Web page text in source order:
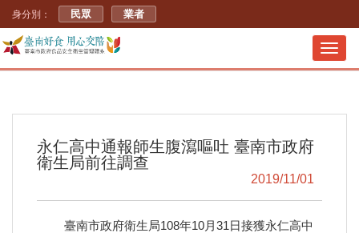
身分別： 民眾 業者
永仁高中通報師生腹瀉嘔吐 臺南市政府
衛生局前往調查
2019/11/01
臺南市政府衛生局108年10月31日接獲永仁高中